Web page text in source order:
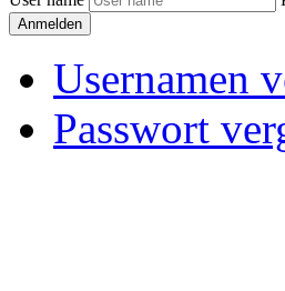
Anmelden
Usernamen
Passwort